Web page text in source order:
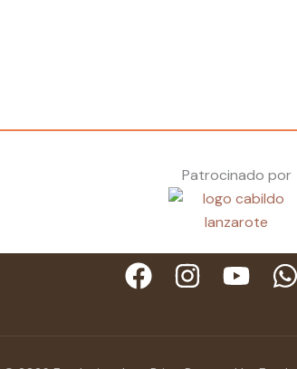
Patrocinado por